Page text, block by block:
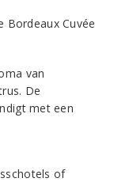
van
De
met een
of